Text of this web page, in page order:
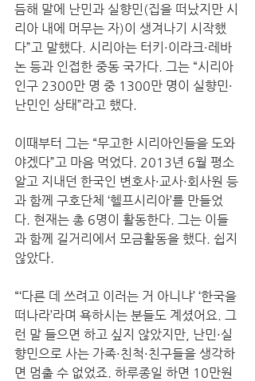
듬해 말에 난민과 실향민(집을 떠났지만 시
리아 내에 머무는 자)이 생겨나기 시작했
다”고 말했다. 시리아는 터키·이라크·레바
논 등과 인접한 중동 국가다. 그는 “시리아
인구 2300만 명 중 1300만 명이 실향민·
난민인 상태”라고 했다.
이때부터 그는 “무고한 시리아인들을 도와
야겠다”고 마음 먹었다. 2013년 6월 평소
알고 지내던 한국인 변호사·교사·회사원 등
과 함께 구호단체 ‘헬프시리아’를 만들었
다. 현재는 총 6명이 활동한다. 그는 이들
과 함께 길거리에서 모금활동을 했다. 쉽지
않았다.
“‘다른 데 쓰려고 이러는 거 아니냐’ ‘한국을
떠나라’라며 욕하시는 분들도 계셨어요. 그
런 말 들으면 하고 싶지 않았지만, 난민·실
향민으로 사는 가족·친척·친구들을 생각하
면 멈출 수 없었죠. 하루종일 하면 10만원